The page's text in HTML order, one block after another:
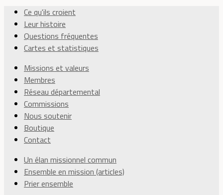
Ce qu'ils croient
Leur histoire
Questions fréquentes
Cartes et statistiques
Missions et valeurs
Membres
Réseau départemental
Commissions
Nous soutenir
Boutique
Contact
Un élan missionnel commun
Ensemble en mission (articles)
Prier ensemble